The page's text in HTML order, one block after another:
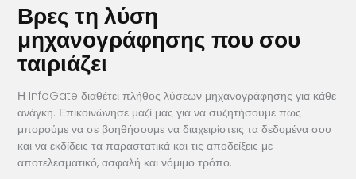
Βρες τη λύση
μηχανογράφησης που σου
ταιριάζει
Η InfoGate διαθέτει πλήθος λύσεων μηχανογράφησης για κάθε
ανάγκη. Επικοινώνησε μαζί μας για να συζητήσουμε πως
μπορούμε να σε βοηθήσουμε να διαχειρίστεις τα δεδομένα σου
και να εκδίδεις τα παραστατικά και τις αποδείξεις με
αποτελεσματικό, ασφαλή και νόμιμο τρόπο.